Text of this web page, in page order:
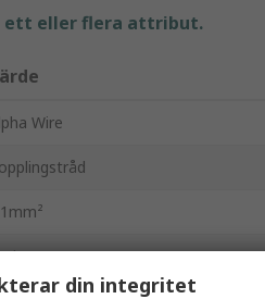
ett eller flera attribut.
Wire
din integritet